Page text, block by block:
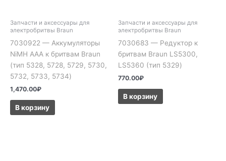
Запчасти и аксессуары для
электробритвы Braun
7030922 — Аккумуляторы
NiMH AAA к бритвам Braun
(тип 5328, 5728, 5729, 5730,
5732, 5733, 5734)
1,470.00₽
В корзину
Запчасти и аксессуары для
электробритвы Braun
7030683 — Редуктор к
бритвам Braun LS5300,
LS5360 (тип 5329)
770.00₽
В корзину